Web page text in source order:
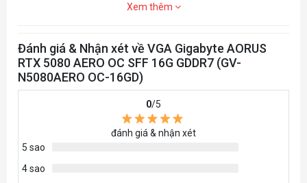
L=360 W=150 H=75 mm
PCB Form ATX
DirectX DirectX 12 API
OpenGL 4.6
PSU
850W
Xem thêm
Đánh giá & Nhận xét về VGA Gigabyte AORUS
RTX 5080 AERO OC SFF 16G GDDR7 (GV-
N5080AERO OC-16GD)
0/5
đánh giá & nhận xét
5 sao
4 sao